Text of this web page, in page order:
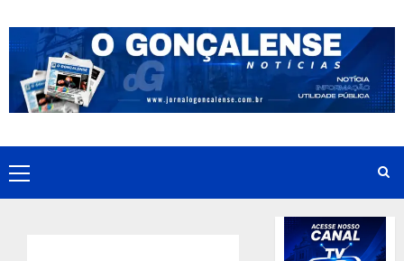
to
content
Primary
Menu